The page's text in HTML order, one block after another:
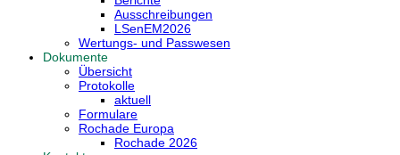
Ausschreibungen
LSenEM2026
Wertungs- und Passwesen
Dokumente
Übersicht
Protokolle
aktuell
Formulare
Rochade Europa
Rochade 2026